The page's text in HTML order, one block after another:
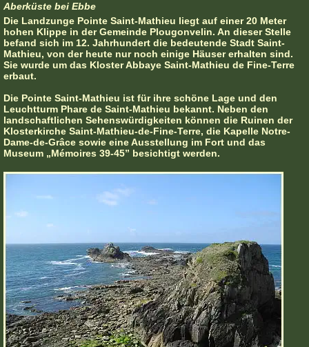
Aberküste bei Ebbe
Die Landzunge Pointe Saint-Mathieu liegt auf einer 20 Meter
hohen Klippe in der Gemeinde Plougonvelin. An dieser Stelle
befand sich im 12. Jahrhundert die bedeutende Stadt Saint-
Mathieu, von der heute nur noch einige Häuser erhalten sind.
Sie wurde um das Kloster Abbaye Saint-Mathieu de Fine-Terre
erbaut.
Die Pointe Saint-Mathieu ist für ihre schöne Lage und den
Leuchtturm Phare de Saint-Mathieu bekannt. Neben den
landschaftlichen Sehenswürdigkeiten können die Ruinen der
Klosterkirche Saint-Mathieu-de-Fine-Terre, die Kapelle Notre-
Dame-de-Grâce sowie eine Ausstellung im Fort und das
Museum „Mémoires 39-45” besichtigt werden.